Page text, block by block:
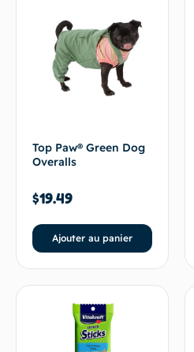
Top Paw® Green Dog
Overalls
$19.49
Ajouter au panier